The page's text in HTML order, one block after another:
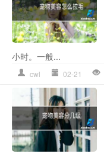
小时。一般...
cwl 02-21